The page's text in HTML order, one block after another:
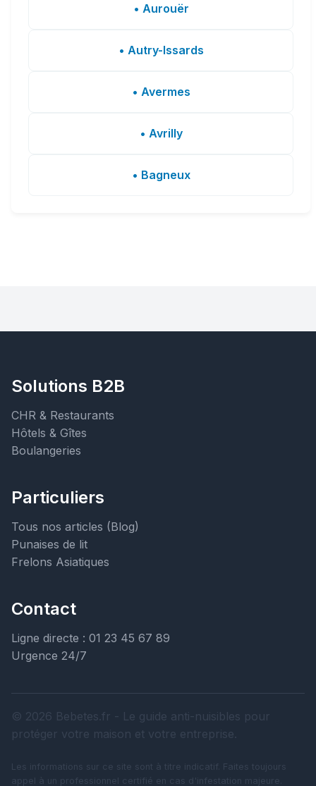
• Aurouër
• Autry-Issards
• Avermes
• Avrilly
• Bagneux
Solutions B2B
CHR & Restaurants
Hôtels & Gîtes
Boulangeries
Particuliers
Tous nos articles (Blog)
Punaises de lit
Frelons Asiatiques
Contact
Ligne directe : 01 23 45 67 89
Urgence 24/7
© 2026 Bebetes.fr - Le guide anti-nuisibles pour
protéger votre maison et votre entreprise.
Les informations sur ce site sont à titre indicatif. Faites toujours
appel à un professionnel certifié en cas d'infestation majeure.